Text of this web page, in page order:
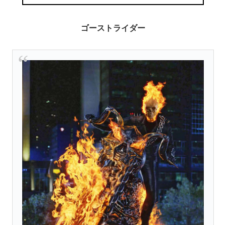
ゴーストライダー